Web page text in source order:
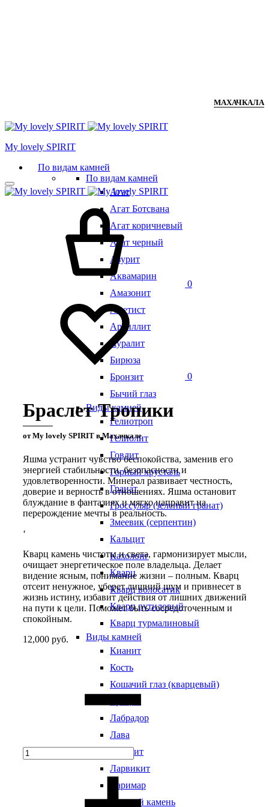
МАХАЧКАЛА
Мy lovely SPIRIT
По видам камней
По видам камней
Агат
Агат Ботсвана
Агат коричневый
Агат черный
Азурит
Аквамарин
Амазонит
Аметист
Аргиллит
Ауралит
Бирюза
Бронзит
Бычий глаз
Виды камней
Гелиотроп
Гелиолит
Говлит
Горный хрусталь
Гранат
Гроссуляр (зеленый гранат)
Змеевик (серпентин)
Кальцит
Кахолонг
Кварц
Кварц волосатик
Кварц рутиловый
Кварц турмалиновый
Виды камней
Кианит
Кость
Кошачий глаз (кварцевый)
Кунцит
Лабрадор
Лава
Лазурит
Ларвикит
Ларимар
Лунный камень
0
0
Браслет Тропики
от My lovely SPIRIT в Махачкале
Яшма устранит чувство беспокойства, заменив его
энергией стабильности, безопасности и
удовлетворенности. Минерал развивает честность,
доверие и верность в отношениях. Яшма остановит
блуждание в фантазиях и мягко направит на
перерождение мечты в реальность.
‘
Кварц камень чистоты и света, гармонизирует мысли,
очищает энергетическое поле владельца. Делает
видение ясным, понимание жизни – полным. Кварц
отсеит ненужное, уберет лишний шум и привнесет в
жизнь истину, избавит действия от лишних движений
на пути к цели. Поможет быть сосредоточенным и
спокойным.
12,000 руб.